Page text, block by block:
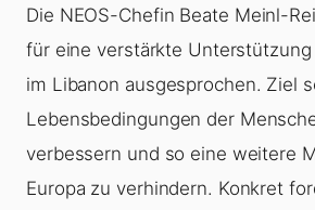
Die NEOS-Chefin Beate Meinl-
für eine verstärkte
im Libanon ausgesprochen. Ziel
Lebensbedingungen der
verbessern und so eine weitere
Europa zu verhindern. Konkret